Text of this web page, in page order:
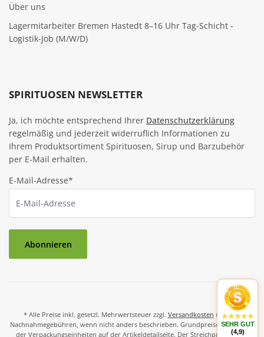
Über uns
Lagermitarbeiter Bremen Hastedt 8–16 Uhr Tag-Schicht -
Logistik-Job (M/W/D)
SPIRITUOSEN NEWSLETTER
Ja, ich möchte entsprechend Ihrer Datenschutzerklärung
regelmäßig und jederzeit widerruflich Informationen zu
Ihrem Produktsortiment Spirituosen, Sirup und Barzubehör
per E-Mail erhalten.
E-Mail-Adresse*
Abonnieren
* Alle Preise inkl. gesetzl. Mehrwertsteuer zzgl. Versandkosten und ggf.
Nachnahmegebühren, wenn nicht anders beschrieben. Grundpreise und Preise
der Verpackungseinheiten auf der Artikeldetailseite. Der Streichpreis ist der
SEHR GUT
(4,9)